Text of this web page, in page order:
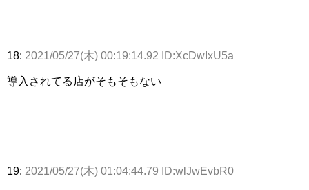
18: 2021/05/27(木) 00:19:14.92 ID:XcDwIxU5a
導入されてる店がそもそもない
19: 2021/05/27(木) 01:04:44.79 ID:wlJwEvbR0